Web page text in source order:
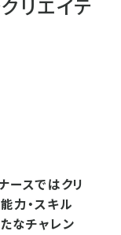
リエイテ
ースではクリ
力・スキル
なチャレン